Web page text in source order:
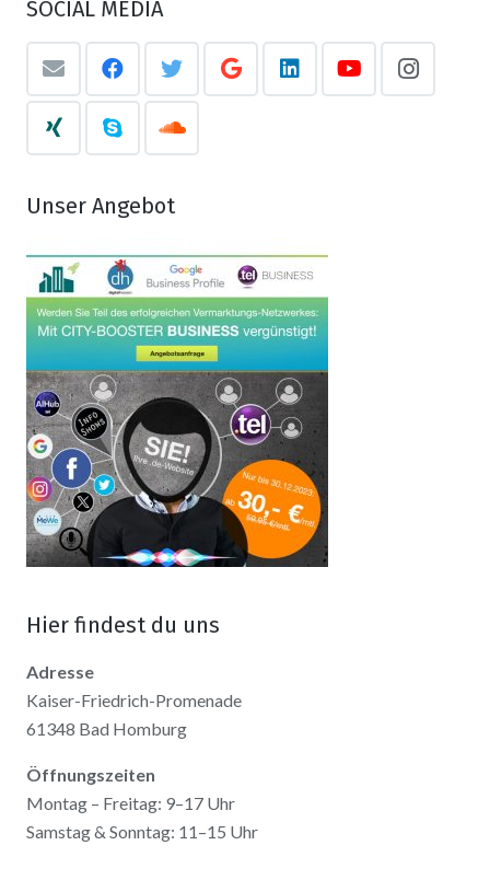
SOCIAL MEDIA
Unser Angebot
Hier findest du uns
Adresse
Kaiser-Friedrich-Promenade
61348 Bad Homburg
Öffnungszeiten
Montag – Freitag: 9–17 Uhr
Samstag & Sonntag: 11–15 Uhr